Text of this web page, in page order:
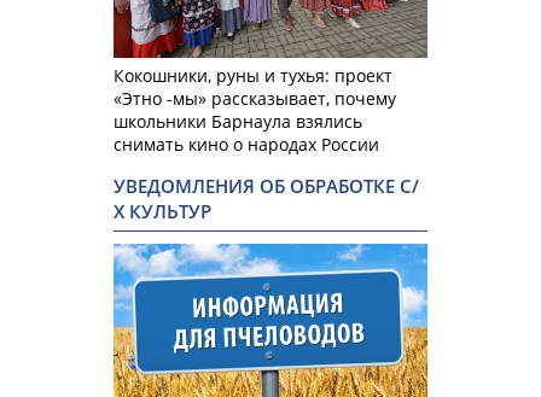
Кокошники, руны и тухья: проект
«Этно -мы» рассказывает, почему
школьники Барнаула взялись
снимать кино о народах России
УВЕДОМЛЕНИЯ ОБ ОБРАБОТКЕ С/
Х КУЛЬТУР